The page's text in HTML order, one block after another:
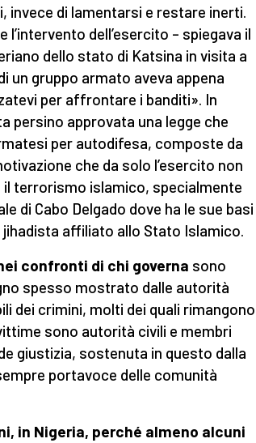
invece di lamentarsi e restare inerti.
dell’esercito – spiegava il
dello stato di Katsina in visita a
un gruppo armato aveva appena
per affrontare i banditi». In
persino approvata una legge che
per autodifesa, composte da
che da solo l’esercito non
terrorismo islamico, specialmente
di Cabo Delgado dove ha le sue basi
jihadista affiliato allo Stato Islamico.
confronti di chi governa sono
spesso mostrato dalle autorità
dei crimini, molti dei quali rimangono
sono autorità civili e membri
giustizia, sostenuta in questo dalla
portavoce delle comunità
in Nigeria, perché almeno alcuni